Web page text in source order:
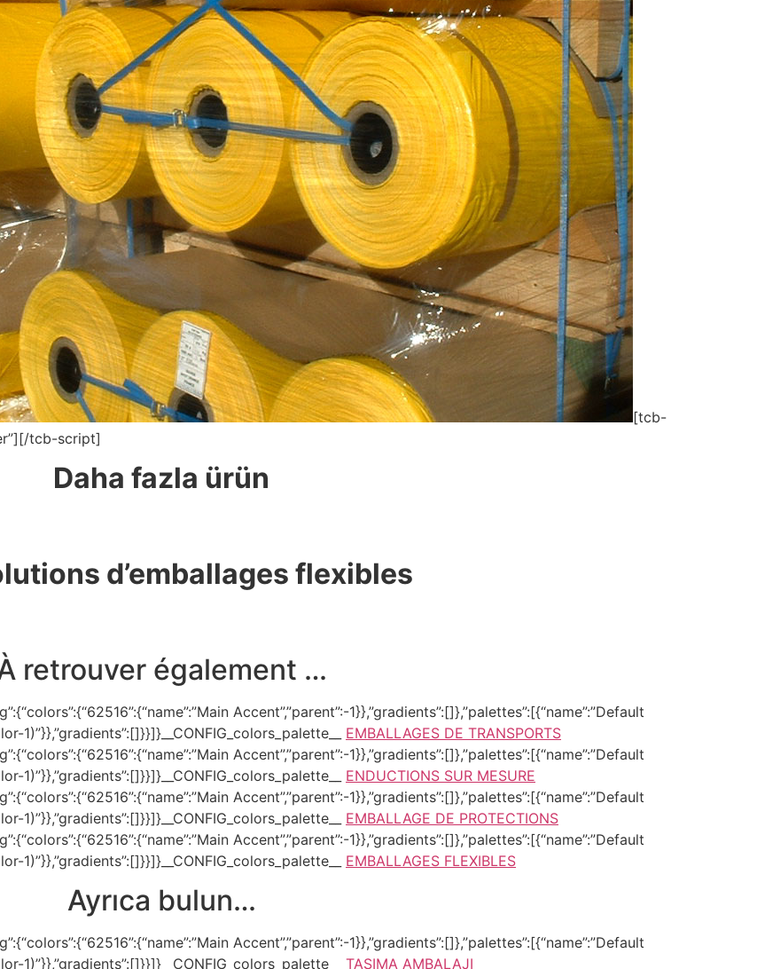
[tcb-
tcb-script]
Daha fazla ürün
d’emballages flexibles
retrouver également …
Accent”,”parent”:-1}},”gradients”:[]},”palettes”:[{“name”:”Default
1)”}},”gradients”:[]}}]}__CONFIG_colors_palette__ EMBALLAGES DE TRANSPORTS
Accent”,”parent”:-1}},”gradients”:[]},”palettes”:[{“name”:”Default
1)”}},”gradients”:[]}}]}__CONFIG_colors_palette__ ENDUCTIONS SUR MESURE
Accent”,”parent”:-1}},”gradients”:[]},”palettes”:[{“name”:”Default
1)”}},”gradients”:[]}}]}__CONFIG_colors_palette__ EMBALLAGE DE PROTECTIONS
Accent”,”parent”:-1}},”gradients”:[]},”palettes”:[{“name”:”Default
1)”}},”gradients”:[]}}]}__CONFIG_colors_palette__ EMBALLAGES FLEXIBLES
Ayrıca bulun…
Accent”,”parent”:-1}},”gradients”:[]},”palettes”:[{“name”:”Default
1)”}},”gradients”:[]}}]}__CONFIG_colors_palette__ TAŞIMA AMBALAJI